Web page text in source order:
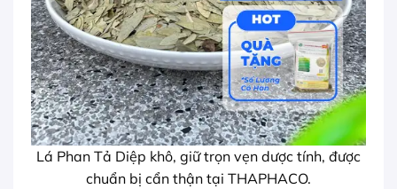
Lá Phan Tả Diệp khô, giữ trọn vẹn dược tính, được
chuẩn bị cẩn thận tại THAPHACO.